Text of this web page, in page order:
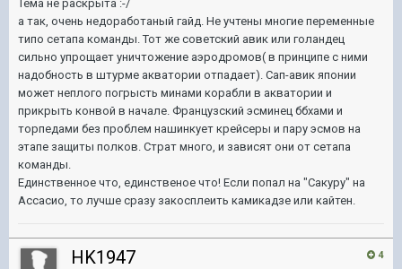
Тема не раскрыта :-/
а так, очень недоработаный гайд. Не учтены многие переменные
типо сетапа команды. Тот же советский авик или голандец
сильно упрощает уничтожение аэродромов( в принципе с ними
надобность в штурме акватории отпадает). Сап-авик японии
может неплого погрысть минами корабли в акватории и
прикрыть конвой в начале. Французский эсминец ббхами и
торпедами без проблем нашинкует крейсеры и пару эсмов на
этапе защиты полков. Страт много, и зависят они от сетапа
команды.
Единственное что, единственое что! Если попал на "Сакуру" на
Ассасио, то лучше сразу закосплеить камикадзе или кайтен.
4
HK1947